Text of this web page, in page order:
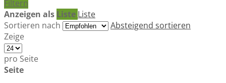
Filtern
Anzeigen als Liste Liste
Sortieren nach
Absteigend sortieren
Zeige
pro Seite
Seite